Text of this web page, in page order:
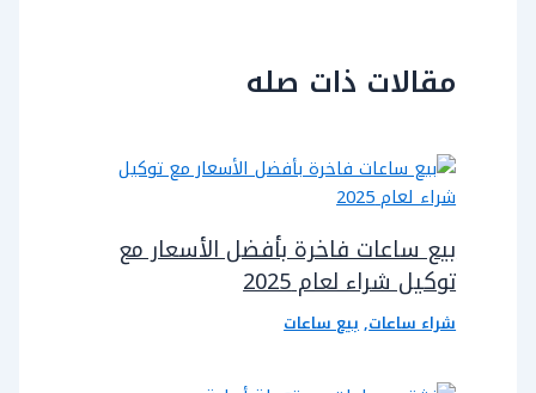
مقالات ذات صله
بيع ساعات فاخرة بأفضل الأسعار مع
توكيل شراء لعام 2025
شراء ساعات,بيع ساعات